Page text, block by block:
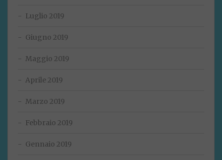
Luglio 2019
Giugno 2019
Maggio 2019
Aprile 2019
Marzo 2019
Febbraio 2019
Gennaio 2019